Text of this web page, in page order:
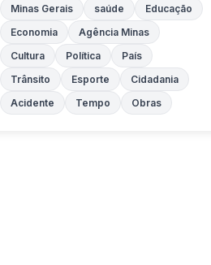
Minas Gerais
saúde
Educação
Economia
Agência Minas
Cultura
Política
País
Trânsito
Esporte
Cidadania
Acidente
Tempo Obras